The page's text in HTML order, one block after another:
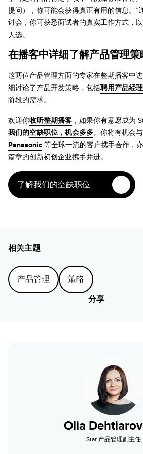
提问），你可能会获得真正有用的信息。”
讨会，你可获悉面试者的真实工作方式，
人选。
在播客中详细了解产品管理策
这两位产品管理方面的专家在整期播客中
细讨论了产品开发策略，包括聘用产品经理
阶段的需求。
欢迎你收听整期播客 ，如果你有意愿成为
我们的空缺职位，机会多多。你将有机会与
Panasonic 等全球一流的客户携手合作，
篇章的创新初创企业携手并进。
了解我们的空缺职位
相关主题
产品管理 策略
分享
Olia
Star 产品管理副主任